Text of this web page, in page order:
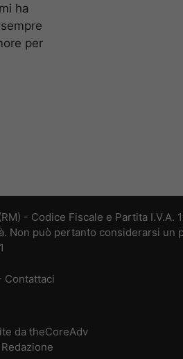
ha
per
- Codice Fiscale e Partita I.V.A.
Non può pertanto considerarsi un
Contattaci
da theCoreAdv
Redazione